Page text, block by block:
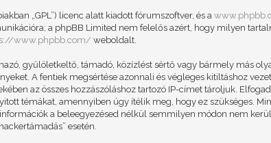
„GPL”) licenc alatt kiadott fórumszoftver, és a
a phpBB Limited nem felelős azért, hogy milyen
www.phpbb.com/ weboldalt.
gyűlöletkeltő, támadó, közízlést sértő vagy bármely más
A fentiek megsértése azonnali és végleges kitiltáshoz
az összes hozzászóláshoz tartozó IP-címet tároljuk.
témákat, amennyiben úgy ítélik meg, hogy ez szükséges.
a beleegyezésed nélkül semmilyen módon nem
esetén.